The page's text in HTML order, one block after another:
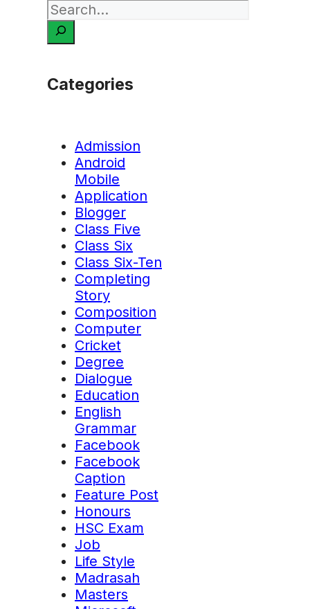
Categories
Admission
Android
Mobile
Application
Blogger
Class Five
Class Six
Class Six-Ten
Completing
Story
Composition
Computer
Cricket
Degree
Dialogue
Education
English
Grammar
Facebook
Facebook
Caption
Feature Post
Honours
HSC Exam
Job
Life Style
Madrasah
Masters